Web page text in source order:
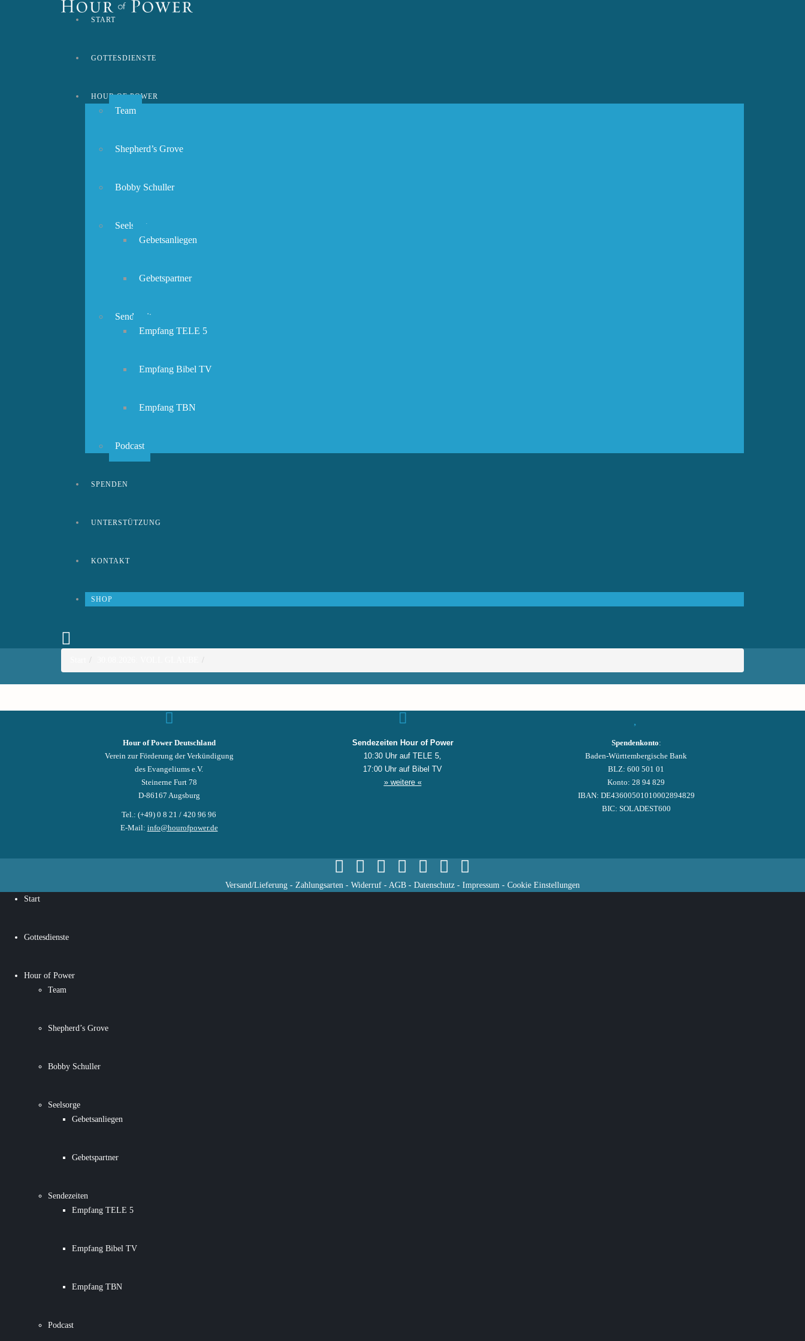
START
GOTTESDIENSTE
HOUR OF POWER
Team
Shepherd’s Grove
Bobby Schuller
Seelsorge
Gebetsanliegen
Gebetspartner
Sendezeiten
Empfang TELE 5
Empfang Bibel TV
Empfang TBN
Podcast
SPENDEN
UNTERSTÜTZUNG
KONTAKT
SHOP
Hour of Power Deutschland
Verein zur Förderung der Verkündigung
des Evangeliums e.V.
Steinerne Furt 78
D-86167 Augsburg
Tel.: (+49) 0 8 21 / 420 96 96
E-Mail: info@hourofpower.de
Sendezeiten Hour of Power
10:30 Uhr auf TELE 5,
17:00 Uhr auf Bibel TV
» weitere «
Spendenkonto:
Baden-Württembergische Bank
BLZ: 600 501 01
Konto: 28 94 829
IBAN: DE43600501010002894829
BIC: SOLADEST600
Versand/Lieferung - Zahlungsarten - Widerruf - AGB - Datenschutz - Impressum - Cookie Einstellungen
Start
Gottesdienste
Hour of Power
Team
Shepherd’s Grove
Bobby Schuller
Seelsorge
Gebetsanliegen
Gebetspartner
Sendezeiten
Empfang TELE 5
Empfang Bibel TV
Empfang TBN
Podcast